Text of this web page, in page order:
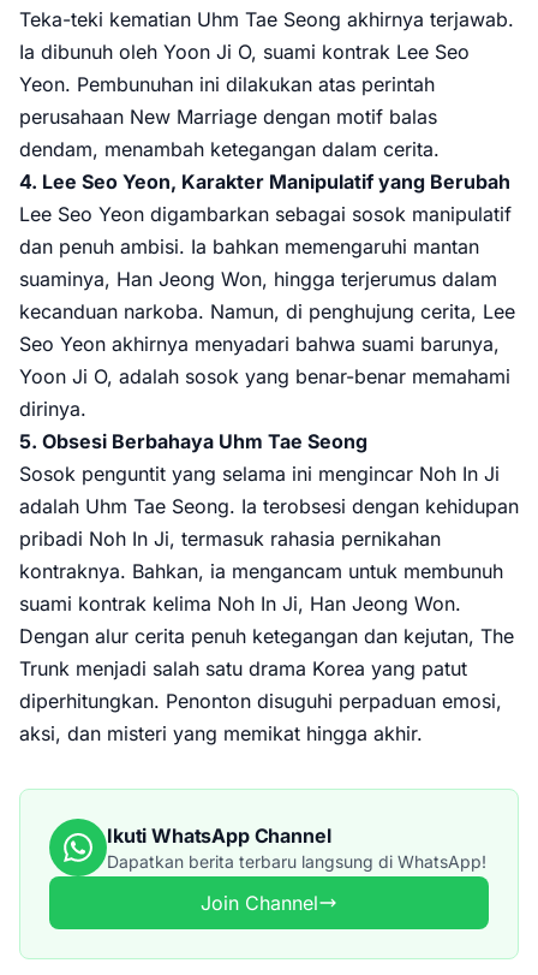
Teka-teki kematian Uhm Tae Seong akhirnya terjawab.
Ia dibunuh oleh Yoon Ji O, suami kontrak Lee Seo
Yeon. Pembunuhan ini dilakukan atas perintah
perusahaan New Marriage dengan motif balas
dendam, menambah ketegangan dalam cerita.
4. Lee Seo Yeon, Karakter Manipulatif yang Berubah
Lee Seo Yeon digambarkan sebagai sosok manipulatif
dan penuh ambisi. Ia bahkan memengaruhi mantan
suaminya, Han Jeong Won, hingga terjerumus dalam
kecanduan narkoba. Namun, di penghujung cerita, Lee
Seo Yeon akhirnya menyadari bahwa suami barunya,
Yoon Ji O, adalah sosok yang benar-benar memahami
dirinya.
5. Obsesi Berbahaya Uhm Tae Seong
Sosok penguntit yang selama ini mengincar Noh In Ji
adalah Uhm Tae Seong. Ia terobsesi dengan kehidupan
pribadi Noh In Ji, termasuk rahasia pernikahan
kontraknya. Bahkan, ia mengancam untuk membunuh
suami kontrak kelima Noh In Ji, Han Jeong Won.
Dengan alur cerita penuh ketegangan dan kejutan, The
Trunk menjadi salah satu drama Korea yang patut
diperhitungkan. Penonton disuguhi perpaduan emosi,
aksi, dan misteri yang memikat hingga akhir.
Ikuti WhatsApp Channel
Dapatkan berita terbaru langsung di WhatsApp!
Join Channel